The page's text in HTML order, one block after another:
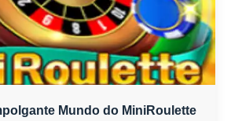
Mundo do MiniRoulette